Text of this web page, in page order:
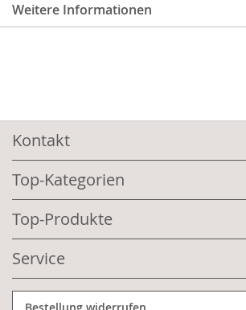
Weitere Informationen
Kontakt
Top-Kategorien
Top-Produkte
Service